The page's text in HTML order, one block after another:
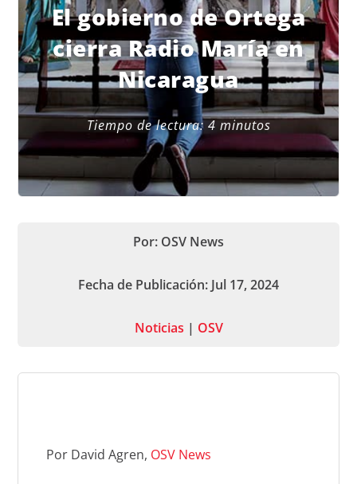
El gobierno de Ortega
cierra Radio María en
Nicaragua
Tiempo de lectura: 4 minutos
Por: OSV News
Fecha de Publicación: Jul 17, 2024
Noticias | OSV
Por David Agren, OSV News